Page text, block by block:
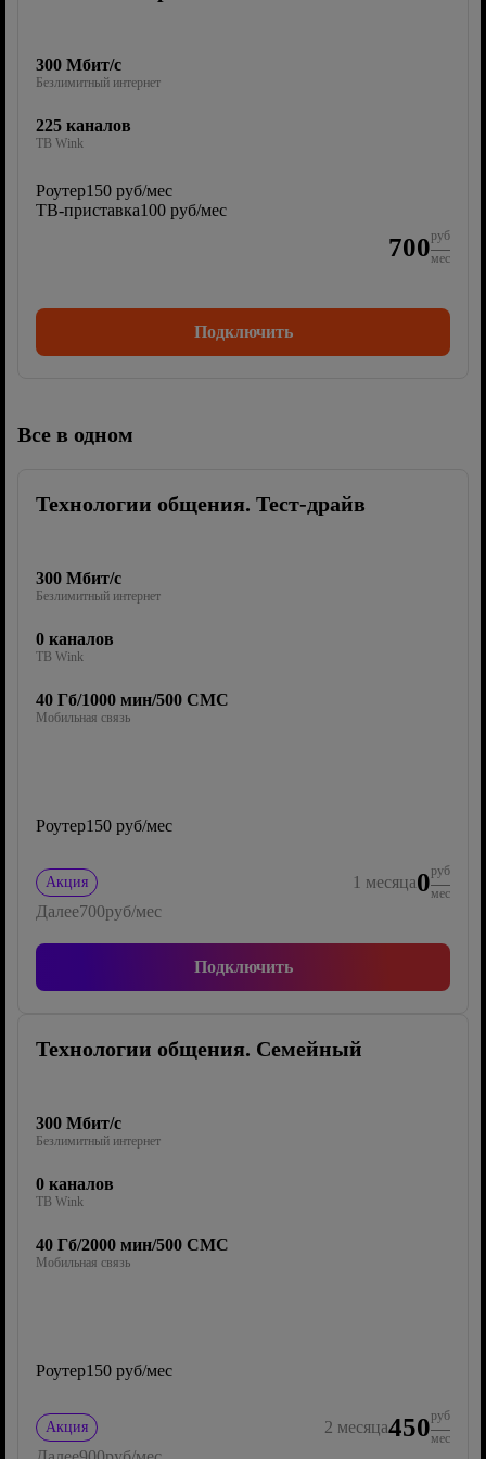
300 Мбит/с
Безлимитный интернет
225 каналов
ТВ Wink
Роутер150 руб/мес
ТВ-приставка100 руб/мес
700руб
мес
Подключить
Все в одном
Технологии общения. Тест-драйв
300 Мбит/с
Безлимитный интернет
0 каналов
ТВ Wink
40 Гб/1000 мин/500 СМС
Мобильная связь
Роутер150 руб/мес
Акция 1 месяца0руб
мес
Далее700руб/мес
Подключить
Технологии общения. Семейный
300 Мбит/с
Безлимитный интернет
0 каналов
ТВ Wink
40 Гб/2000 мин/500 СМС
Мобильная связь
Роутер150 руб/мес
Акция 2 месяца450руб
мес